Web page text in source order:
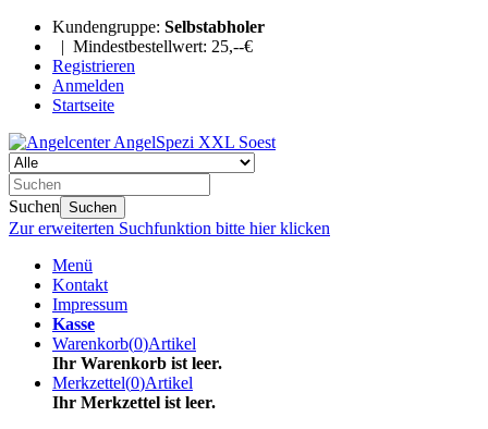
Kundengruppe: Selbstabholer
| Mindestbestellwert: 25,--€
Registrieren
Anmelden
Startseite
Suchen Suchen
Zur erweiterten Suchfunktion bitte hier klicken
Menü
Kontakt
Impressum
Kasse
Warenkorb(0)Artikel
Ihr Warenkorb ist leer.
Merkzettel(0)Artikel
Ihr Merkzettel ist leer.